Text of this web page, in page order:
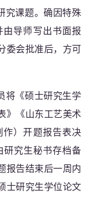
究课题。确因特殊
导师写出书面报
委会批准后，方可
将《硕士研究生学
》
《山东工艺美术
作）开题报告表决
研究生秘书存档备
报告结束后一周内
士研究生学位论文